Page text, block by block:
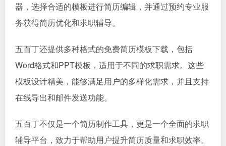
器，选择合适的模板进行简历编辑，并通过预约专业服
务获得简历优化和求职辅导。
五百丁还提供多种格式的免费简历模板下载，包括
Word格式和PPT模板，适用于不同的求职需求。这些
模板设计精美，能够满足用户的多样化需求，并且支持
在线导出和邮件发送功能。
五百丁不仅是一个简历制作工具，更是一个全面的求职
辅导平台，致力于帮助用户提升简历质量和求职效率。